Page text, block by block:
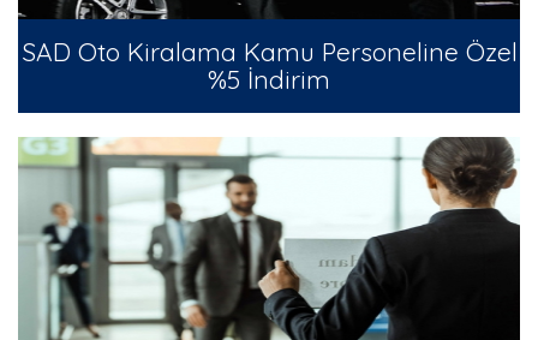
SAD Oto Kiralama Kamu Personeline Özel
%5 İndirim